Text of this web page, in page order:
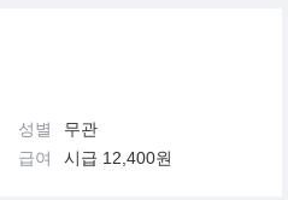
성별
무관
급여 시급 12,400원